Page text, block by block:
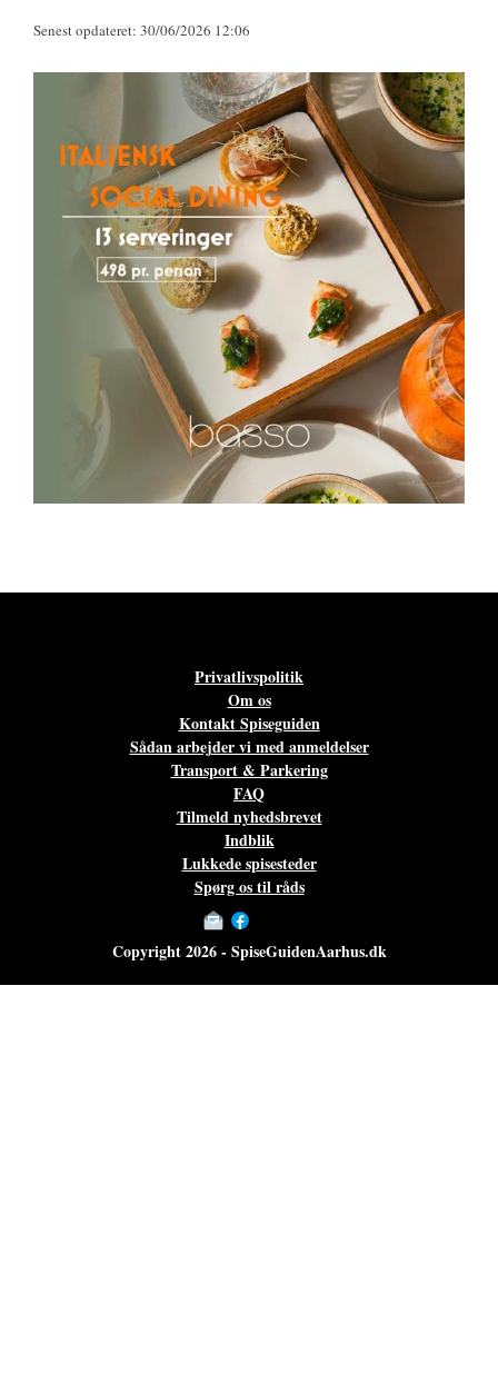
Senest opdateret: 30/06/2026 12:06
Privatlivspolitik
Om os
Kontakt Spiseguiden
Sådan arbejder vi med anmeldelser
Transport & Parkering
FAQ
Tilmeld nyhedsbrevet
Indblik
Lukkede spisesteder
Spørg os til råds
Copyright 2026 - SpiseGuidenAarhus.dk